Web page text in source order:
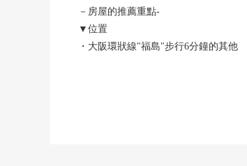
－房屋的推薦重點-
▼位置
・大阪環狀線"福島"步行6分鐘的其他